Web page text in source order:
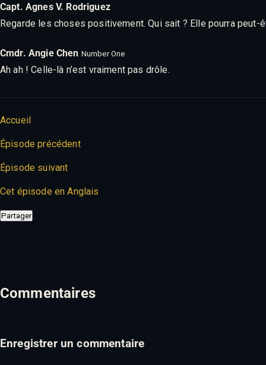
Capt. Agnes V. Rodriguez
Regarde les choses positivement. Qui sait ? Elle pourra peut-
Cmdr. Angie Chen Number One
Ah ah ! Celle-là n’est vraiment pas drôle.
Accueil
Épisode précédent
Épisode suivant
Cet épisode en Anglais
Partager
Commentaires
Enregistrer un commentaire